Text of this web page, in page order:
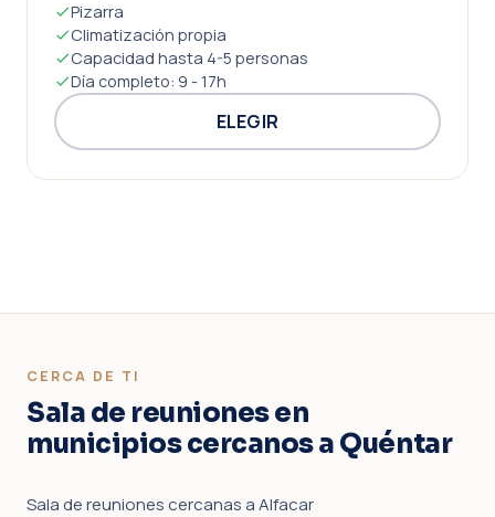
Pizarra
Climatización propia
Capacidad hasta 4-5 personas
Día completo: 9 - 17h
ELEGIR
CERCA DE TI
Sala de reuniones en
municipios cercanos a Quéntar
Sala de reuniones cercanas a Alfacar